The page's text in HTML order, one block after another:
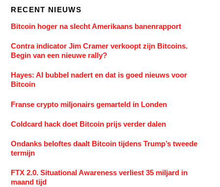
RECENT NIEUWS
Bitcoin hoger na slecht Amerikaans banenrapport
Contra indicator Jim Cramer verkoopt zijn Bitcoins.
Begin van een nieuwe rally?
Hayes: AI bubbel nadert en dat is goed nieuws voor
Bitcoin
Franse crypto miljonairs gemarteld in Londen
Coldcard hack doet Bitcoin prijs verder dalen
Ondanks beloftes daalt Bitcoin tijdens Trump’s tweede
termijn
FTX 2.0. Situational Awareness verliest 35 miljard in
maand tijd